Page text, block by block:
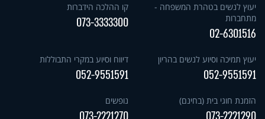
יעוץ לנשים בטהרת המשפחה -
מתחברות
02-6301516
קו ההלכה הידברות
073-3333300
יעוץ תמיכה וסיוע לנשים בהריון
052-9551591
דיווח וסיוע במקרי התבוללות
052-9551591
הזמנת חוגי בית (בחינם) נופשים